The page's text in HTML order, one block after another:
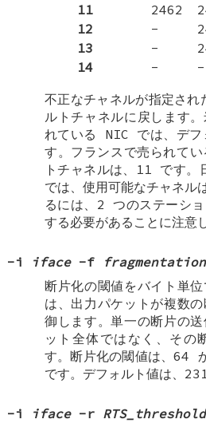
11
2462
12
-
13
-
14
- -
不正なチャネルが指定さ
ルトチャネルに戻します
れている NIC では、デフ
す。フランスで売られて
トチャネルは、11 です
では、使用可能なチャネ
るには、2 つのステーシ
する必要があることに注意
-i iface -f
断片化の閾値をバイト単
は、出力パケットが複数
御します。単一の断片の
ット全体ではなく、その
す。断片化の閾値は、64
です。デフォルト値は、
-i iface -r RTS_threshold